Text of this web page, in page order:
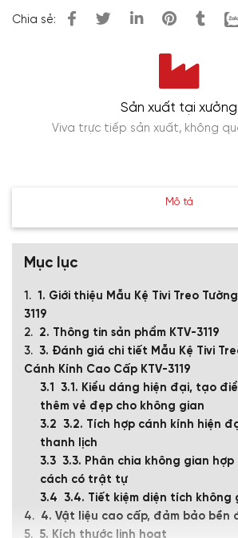
Chia sẻ:
Sản xuất tại xưởng
Viva trực tiếp sản xuất, không
Mô tả
Mục lục
1. Giới thiệu Mẫu Kệ Tivi Treo
3119
2. Thông tin sản phẩm KTV-3119
3. Đánh giá chi tiết Mẫu Kệ Tivi
Cánh Kính Cao Cấp KTV-3119
3.1. Kiểu dáng hiện đại, tạo
thêm vẻ đẹp cho không gian
3.2. Tích hợp cánh kính hiện
thanh lịch
3.3. Phân chia không gian
cách có trật tự
3.4. Tiết kiệm diện tích không
4. Vật liệu cao cấp, đảm bảo bền
5. Kích thước linh hoạt